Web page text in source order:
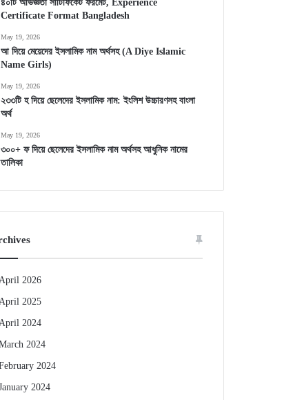
৪০টি অভিজ্ঞতা সার্টিফিকেট ফরমেট, Experience
Certificate Format Bangladesh
May 19, 2026
আ দিয়ে মেয়েদের ইসলামিক নাম অর্থসহ (A Diye Islamic
Name Girls)
May 19, 2026
২৩৩টি হ দিয়ে ছেলেদের ইসলামিক নাম: ইংলিশ উচ্চারণসহ বাংলা
অর্থ
May 19, 2026
৩০০+ ফ দিয়ে ছেলেদের ইসলামিক নাম অর্থসহ আধুনিক নামের
তালিকা
2026
2025
2024
2024
2024
2024